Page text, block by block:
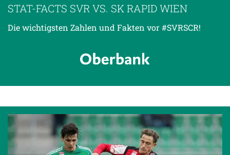
STAT-FACTS SVR VS. SK RAPID WIEN
Die wichtigsten Zahlen und Fakten vor #SVRSCR!